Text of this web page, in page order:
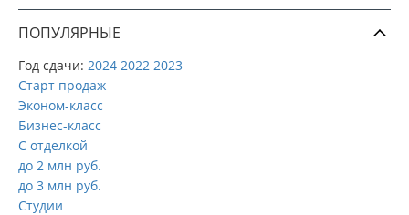
ПОПУЛЯРНЫЕ
Год сдачи: 2024 2022 2023
Старт продаж
Эконом-класс
Бизнес-класс
С отделкой
до 2 млн руб.
до 3 млн руб.
Студии